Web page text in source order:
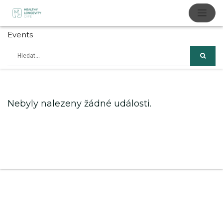
Events
Nebyly nalezeny žádné události.